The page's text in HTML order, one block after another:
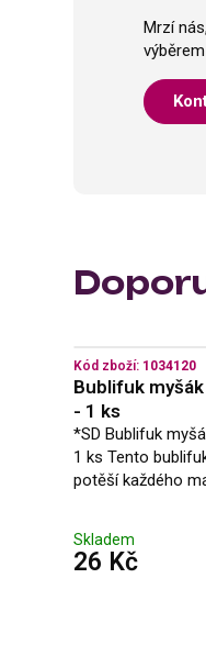
Mrzí
Kód zboží: 1034120
Bublifuk
- 1 ks
*SD Bublifuk
1 ks Tento
potěší každého
pohádky
oslavy, venkovní
Skladem
26 Kčs DPH